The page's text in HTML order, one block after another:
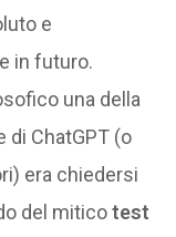
e
in futuro.
una della
di ChatGPT (o
era chiedersi
del miticotest